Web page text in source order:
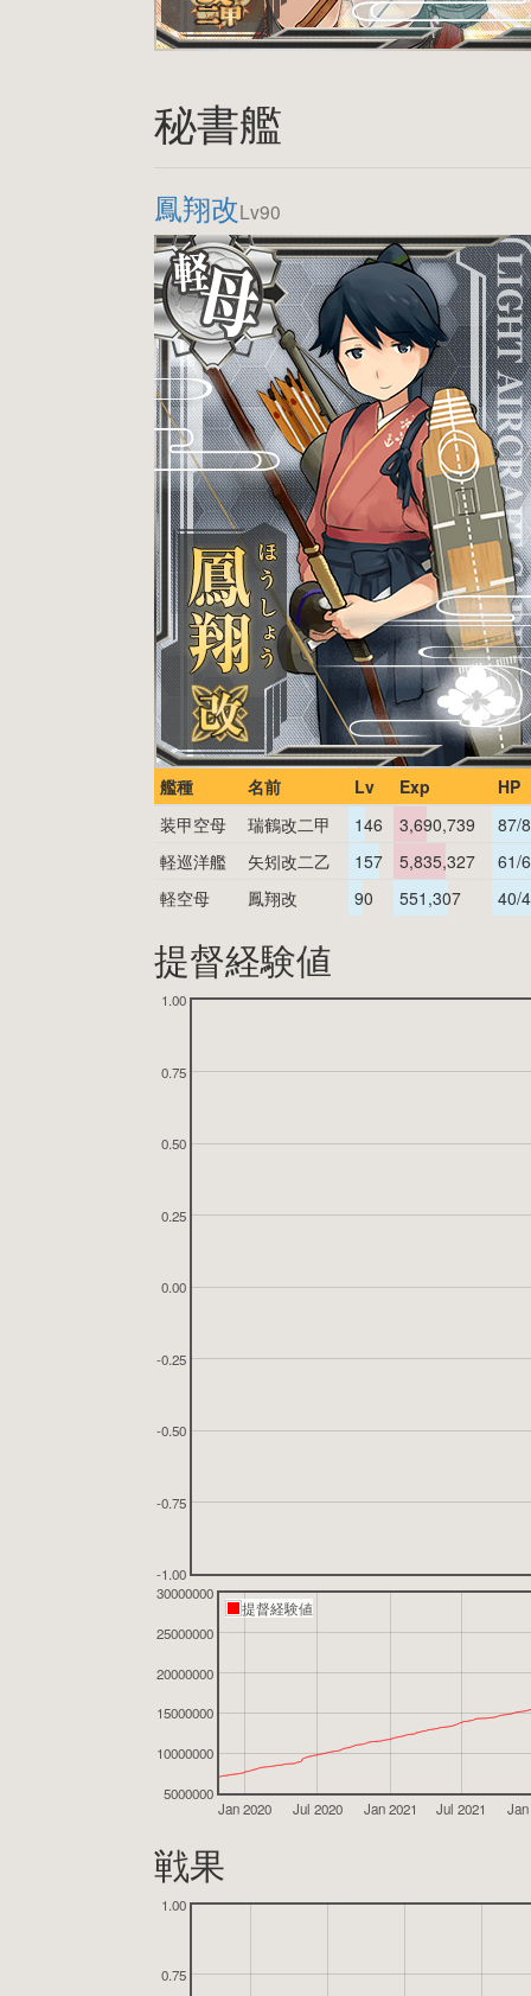
秘書艦
鳳翔改Lv90
艦種 名前 Lv Exp
HP
装甲空母
瑞鶴改二甲 146 3,690,739
87/
軽巡洋艦
矢矧改二乙 157 5,835,327
61/
軽空母
鳳翔改 90 551,307 40/
提督経験値
-1.00
-0.75
-0.50
-0.25
0.00
0.25
0.50
0.75
1.00
Jan 2020 Jul 2020 Jan 2021 Jul 2021
5000000
10000000
15000000
20000000
25000000
30000000
提督経験値
戦果
0.75
1.00